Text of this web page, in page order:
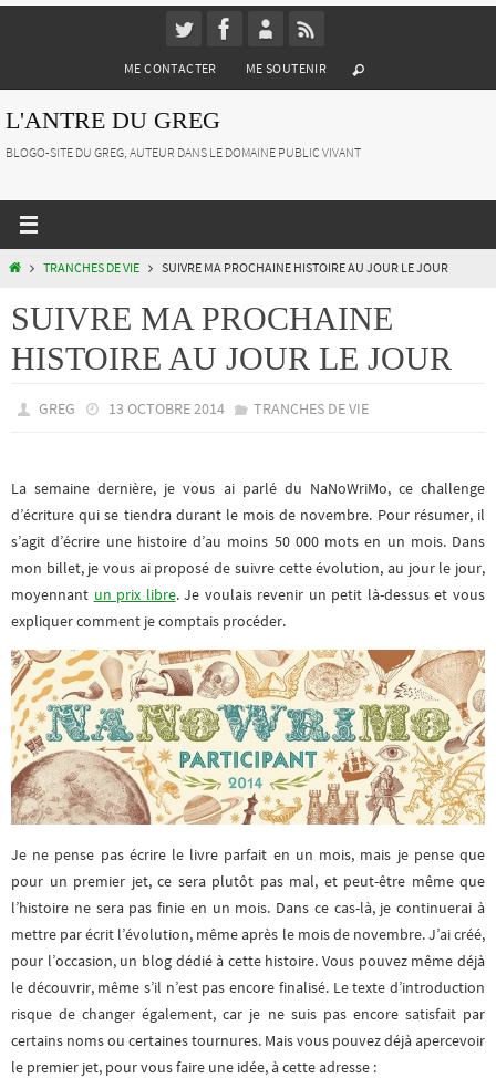
ME CONTACTER ME SOUTENIR
L'ANTRE DU GREG
BLOGO-SITE DU GREG, AUTEUR DANS LE DOMAINE PUBLIC VIVANT
HOMETRANCHES DE VIE SUIVRE MA PROCHAINE HISTOIRE AU JOUR LE JOUR
SUIVRE MA PROCHAINE
HISTOIRE AU JOUR LE JOUR
GREG 13 OCTOBRE 2014 TRANCHES DE VIE
La semaine dernière, je vous ai parlé du NaNoWriMo, ce challenge
d’écriture qui se tiendra durant le mois de novembre. Pour résumer, il
s’agit d’écrire une histoire d’au moins 50 000 mots en un mois. Dans
mon billet, je vous ai proposé de suivre cette évolution, au jour le jour,
moyennant un prix libre. Je voulais revenir un petit là-dessus et vous
expliquer comment je comptais procéder.
Je ne pense pas écrire le livre parfait en un mois, mais je pense que
pour un premier jet, ce sera plutôt pas mal, et peut-être même que
l’histoire ne sera pas finie en un mois. Dans ce cas-là, je continuerai à
mettre par écrit l’évolution, même après le mois de novembre. J’ai créé,
pour l’occasion, un blog dédié à cette histoire. Vous pouvez même déjà
le découvrir, même s’il n’est pas encore finalisé. Le texte d’introduction
risque de changer également, car je ne suis pas encore satisfait par
certains noms ou certaines tournures. Mais vous pouvez déjà apercevoir
le premier jet, pour vous faire une idée, à cette adresse :